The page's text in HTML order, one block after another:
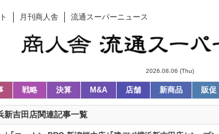
月刊商人舎 流通スーパーニュース
2026.08.06 (Thu)
戦略 決算 M&A 店舗 新商品 販促
新吉田店関連記事一覧